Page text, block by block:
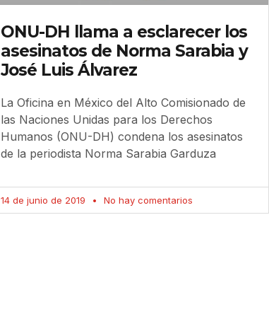
ONU-DH llama a esclarecer los
asesinatos de Norma Sarabia y
José Luis Álvarez
La Oficina en México del Alto Comisionado de
las Naciones Unidas para los Derechos
Humanos (ONU-DH) condena los asesinatos
de la periodista Norma Sarabia Garduza
14 de junio de 2019 No hay comentarios